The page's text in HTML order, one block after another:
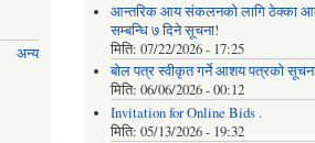
अन्य
आन्तरिक आय संकलनको लागि ठेक्‍का
सम्बन्धि ७ दिने सूचना!
मिति: 07/22/2026 - 17:25
बोल पत्र स्वीकृत गर्ने आशय पत्रको
मिति: 06/06/2026 - 00:12
Invitation for Online Bids .
मिति: 05/13/2026 - 19:32